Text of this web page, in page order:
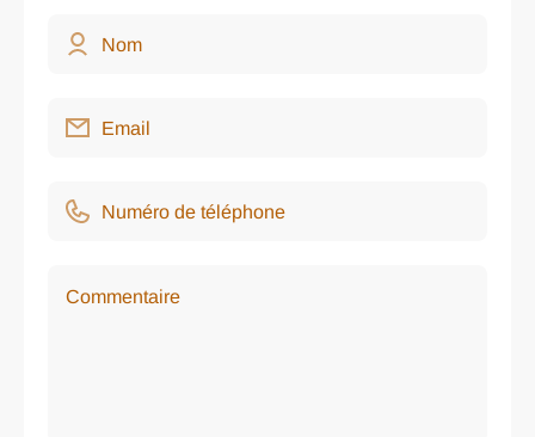
Nom
Email
Numéro de téléphone
Commentaire